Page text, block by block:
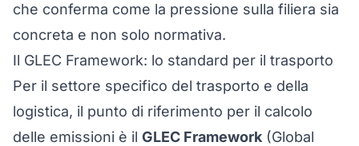
che conferma come la pressione sulla filiera sia
concreta e non solo normativa.
Il GLEC Framework: lo standard per il trasporto
Per il settore specifico del trasporto e della
logistica, il punto di riferimento per il calcolo
delle emissioni è il GLEC Framework (Global